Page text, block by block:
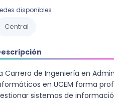
disponibles
Central
Carrera de Ingeniería en
en UCEM forma
sistemas de